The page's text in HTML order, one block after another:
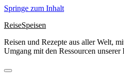
Springe zum Inhalt
ReiseSpeisen
Reisen und Rezepte aus aller Welt,
Umgang mit den Ressourcen unserer